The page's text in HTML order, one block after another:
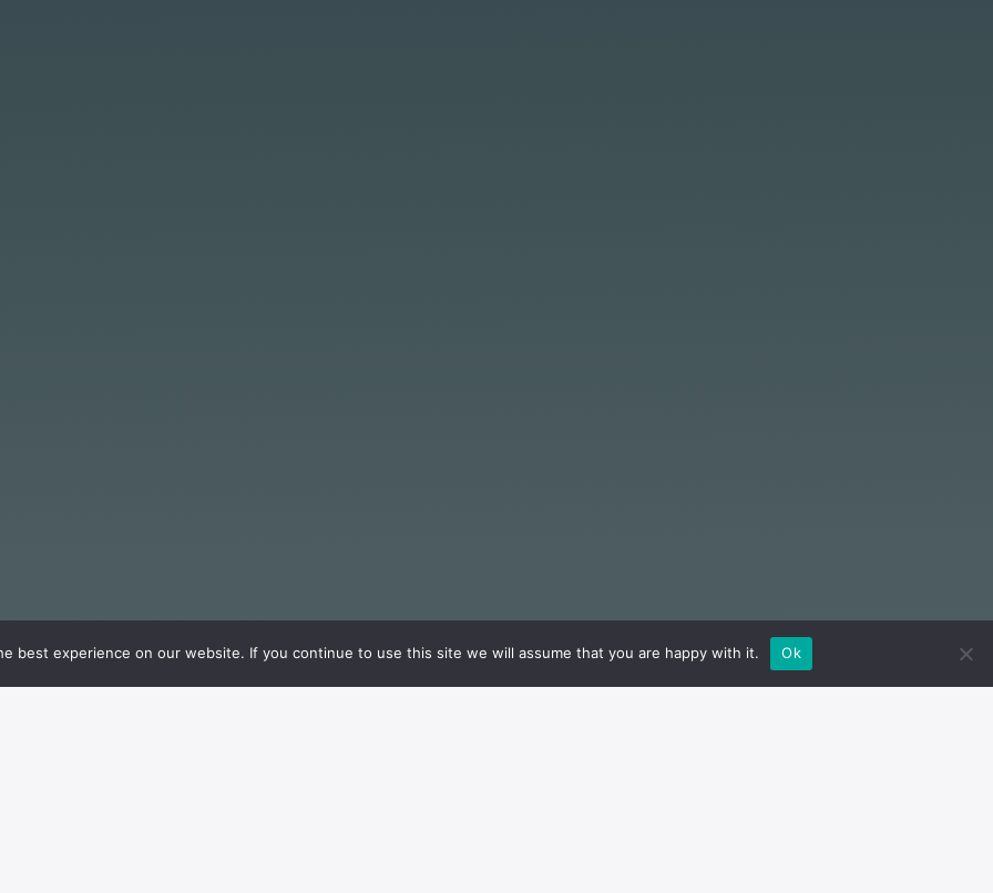
best experience on our website. If you continue to use this site we will assume that you are happy with it. Ok